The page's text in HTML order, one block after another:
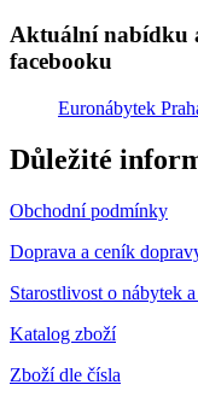
Aktuální nabídku
facebooku
Euronábytek
Důležité
Obchodní podmínky
Doprava a ceník
Starostlivost o nábytek
Katalog zboží
Zboží dle čísla